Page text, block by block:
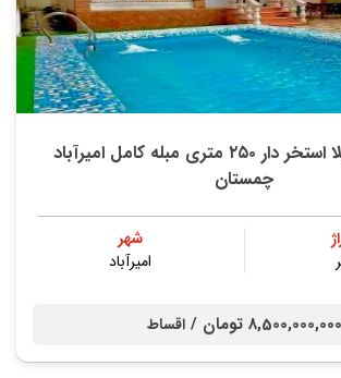
فروش باغ ویلا استخر دار ۲۵۰ متری مبله کامل امیرآباد
چمستان
شهر
امیرآباد
8,500,000,000 تومان / اقساط